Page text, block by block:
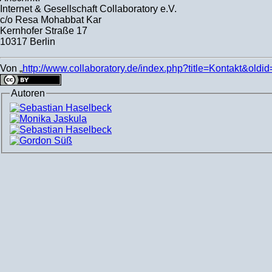
Internet & Gesellschaft Collaboratory e.V.
c/o Resa Mohabbat Kar
Kernhofer Straße 17
10317 Berlin
Von „http://www.collaboratory.de/
Autoren